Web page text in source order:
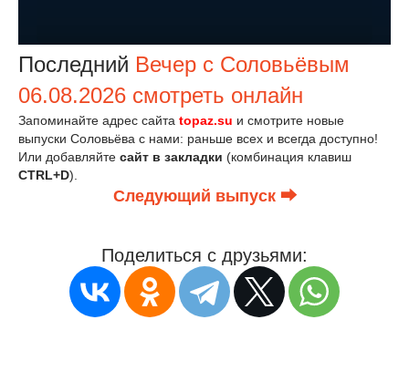
Последний Вечер с Соловьёвым
06.08.2026 смотреть онлайн
Запоминайте адрес сайта topaz.su и смотрите новые
выпуски Соловьёва с нами: раньше всех и всегда доступно!
Или добавляйте сайт в закладки (комбинация клавиш
CTRL+D).
Следующий выпуск ⮕
Поделиться с друзьями: